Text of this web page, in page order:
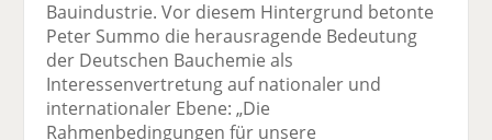
Bauindustrie. Vor diesem Hintergrund betonte
Peter Summo die herausragende Bedeutung
der Deutschen Bauchemie als
Interessenvertretung auf nationaler und
internationaler Ebene: „Die
Rahmenbedingungen für unsere